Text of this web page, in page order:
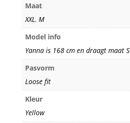
Maat
XXL, M
Model info
Yanna is 168 cm en draagt maat S
Pasvorm
Loose fit
Kleur
Yellow